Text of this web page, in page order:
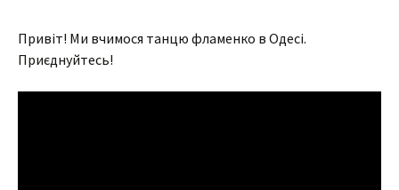
Привіт! Ми вчимося танцю фламенко в Одесі.
Приєднуйтесь!